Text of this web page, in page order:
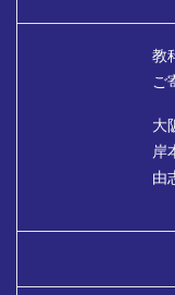
教
ご
大
岸
由